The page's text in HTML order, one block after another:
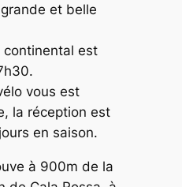
et belle
est
vous est
la réception est
en saison.
à 900m de la